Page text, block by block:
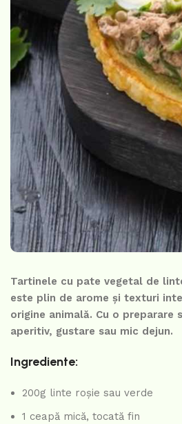
Tartinele cu pate vegetal de
este plin de arome și texturi
origine animală. Cu o
aperitiv, gustare sau mic dejun.
Ingrediente:
200g linte roșie sau verde
1 ceapă mică, tocată fin